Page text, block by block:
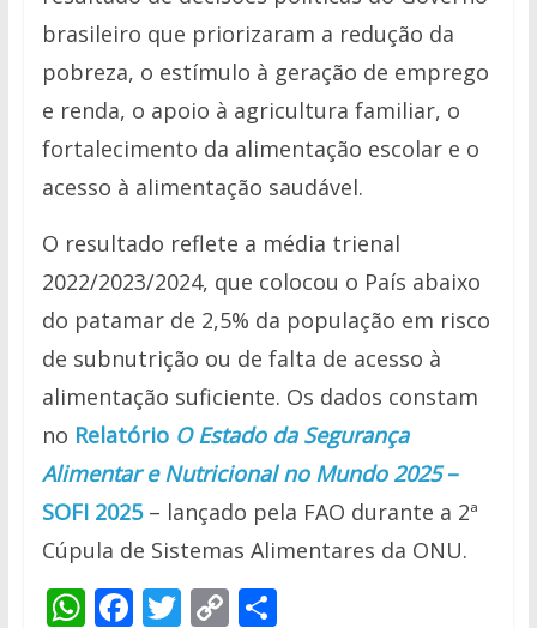
brasileiro que priorizaram a redução da
pobreza, o estímulo à geração de emprego
e renda, o apoio à agricultura familiar, o
fortalecimento da alimentação escolar e o
acesso à alimentação saudável.
O resultado reflete a média trienal
2022/2023/2024, que colocou o País abaixo
do patamar de 2,5% da população em risco
de subnutrição ou de falta de acesso à
alimentação suficiente. Os dados constam
no Relatório O Estado da Segurança
Alimentar e Nutricional no Mundo 2025–
SOFI 2025– lançado pela FAO durante a 2ª
Cúpula de Sistemas Alimentares da ONU.
W F T C S